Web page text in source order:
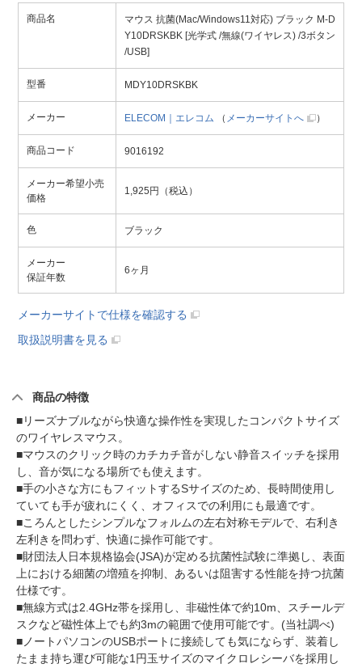
商品名
マウス 抗菌(Mac/Windows11対応) ブラック M-D
Y10DRSKBK [光学式 /無線(ワイヤレス) /3ボタン
/USB]
型番 MDY10DRSKBK
メーカー ELECOM｜エレコム （ メーカーサイトへ ）
商品コード 9016192
メーカー希望小売
価格
1,925円（税込）
色 ブラック
メーカー
保証年数
6ヶ月
メーカーサイトで仕様を確認する
取扱説明書を見る
商品の特徴
■リーズナブルながら快適な操作性を実現したコンパクトサイズ
のワイヤレスマウス。
■マウスのクリック時のカチカチ音がしない静音スイッチを採用
し、音が気になる場所でも使えます。
■手の小さな方にもフィットするSサイズのため、長時間使用し
ていても手が疲れにくく、オフィスでの利用にも最適です。
■ころんとしたシンプルなフォルムの左右対称モデルで、右利き
左利きを問わず、快適に操作可能です。
■財団法人日本規格協会(JSA)が定める抗菌性試験に準拠し、表面
上における細菌の増殖を抑制、あるいは阻害する性能を持つ抗菌
仕様です。
■無線方式は2.4GHz帯を採用し、非磁性体で約10m、スチールデ
スクなど磁性体上でも約3mの範囲で使用可能です。(当社調べ)
■ノートパソコンのUSBポートに接続しても気にならず、装着し
たまま持ち運び可能な1円玉サイズのマイクロレシーバを採用し